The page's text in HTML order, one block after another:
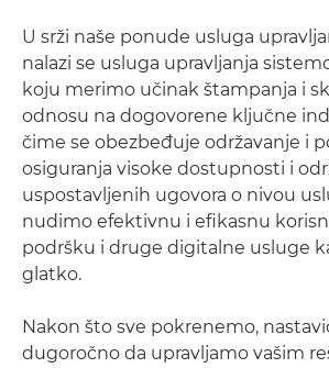
U srži naše ponude usluga
nalazi se usluga upravljanja
koju merimo učinak štampanja i
odnosu na dogovorene ključne
čime se obezbeđuje održavanje i
osiguranja visoke dostupnosti i
uspostavljenih ugovora o nivou
nudimo efektivnu i efikasnu
podršku i druge digitalne usluge
glatko.
Nakon što sve pokrenemo,
dugoročno da upravljamo vašim